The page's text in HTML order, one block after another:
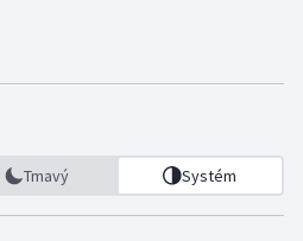
Tmavý Systém